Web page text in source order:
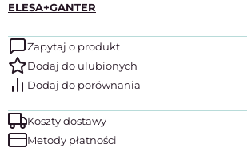
ELESA+GANTER
Zapytaj o produkt
Koszty dostawy
Metody płatności